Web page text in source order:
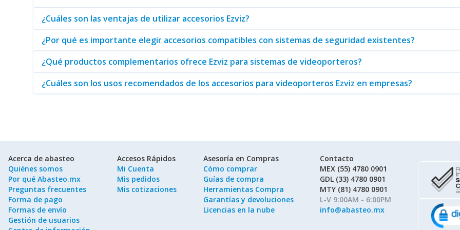
sus videoporteros. Cada producto está diseñado para proporcionar un nivel máximo de seguridad y conveniencia, adaptándose
En conclusión, al elegir Accesorios para Videoporteros de Ezviz, usted está tomando una decisión informada y estratégica
posiciona como un distribuidor confiable de estos productos, asegurando que usted tenga acceso a la mejor tecnología en
¿Cuáles son las ventajas de utilizar accesorios Ezviz?
¿Por qué es importante elegir accesorios compatibles con sistemas de seguridad existentes?
¿Qué productos complementarios ofrece Ezviz para sistemas de videoporteros?
¿Cuáles son los usos recomendados de los accesorios para videoporteros Ezviz en empresas?
Acerca de abasteo
Quiénes somos
Por qué Abasteo.mx
Preguntas frecuentes
Forma de pago
Formas de envío
Gestión de usuarios
Accesos Rápidos
Mi Cuenta
Mis pedidos
Mis cotizaciones
Asesoría en Compras
Cómo comprar
Guías de compra
Herramientas Compra
Garantías y devoluciones
Licencias en la nube
Contacto
MEX (55) 4780 0901
GDL (33) 4780 0901
MTY (81) 4780 0901
L-V 9:00AM - 6:00PM
info@abasteo.mx